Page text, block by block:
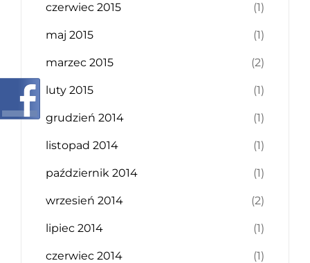
czerwiec 2015 (1)
maj 2015 (1)
marzec 2015 (2)
luty 2015 (1)
grudzień 2014 (1)
listopad 2014 (1)
październik 2014 (1)
wrzesień 2014 (2)
lipiec 2014 (1)
czerwiec 2014 (1)